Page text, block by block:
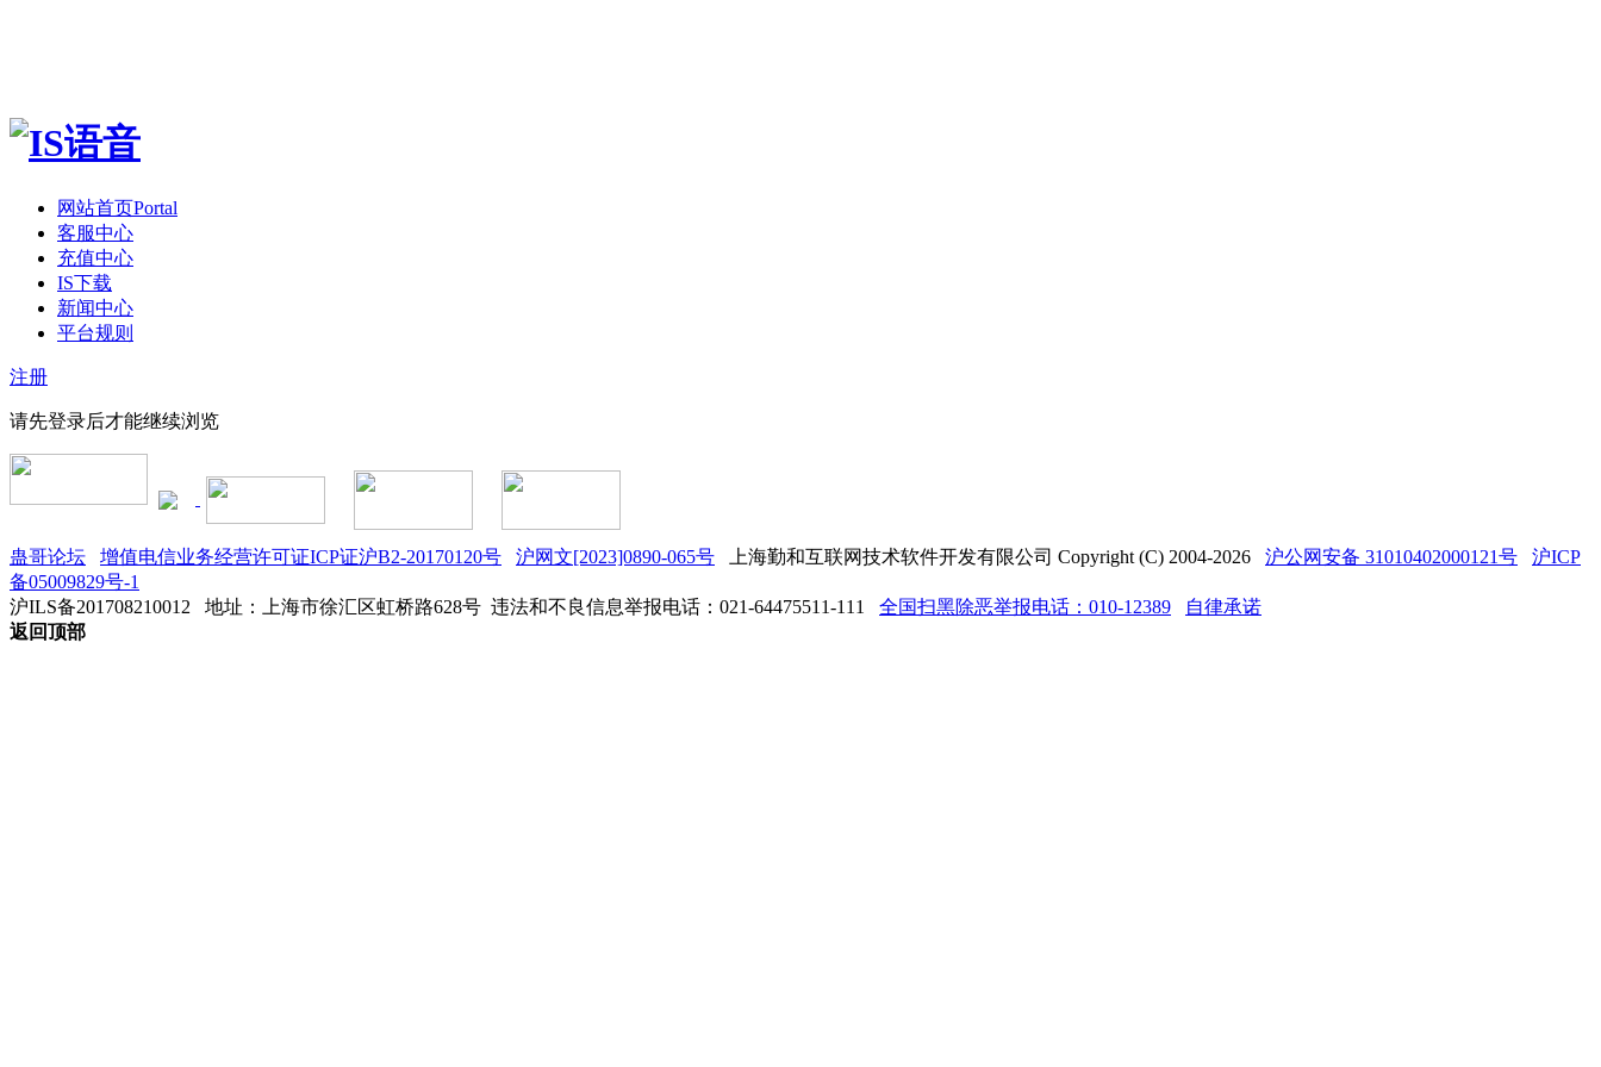
网站首页Portal
客服中心
充值中心
IS下载
新闻中心
平台规则
注册
请先登录后才能继续浏览
蛊哥论坛 增值电信业务经营许可证ICP证沪B2-20170120号 沪网文[2023]0890-065号 上海勤和互联网技术软件开发有限公司 Copyright (C) 2004-2026 沪公网安备 31010402000121号
沪ICP
备05009829号-1
沪ILS备201708210012
地址：上海市徐汇区虹桥路628号 违法和不良信息举报电话：021-64475511-111 全国扫黑除恶举报电话：010-12389
自律承诺
返回顶部